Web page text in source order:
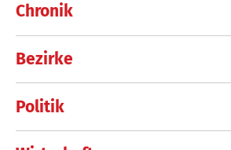
Chronik
Bezirke
Politik